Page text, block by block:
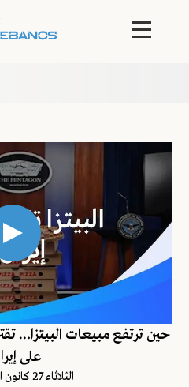
حين ترتفع مبيعات البيتزا…
على
الثلاثاء 27 كانون الثاني 2026